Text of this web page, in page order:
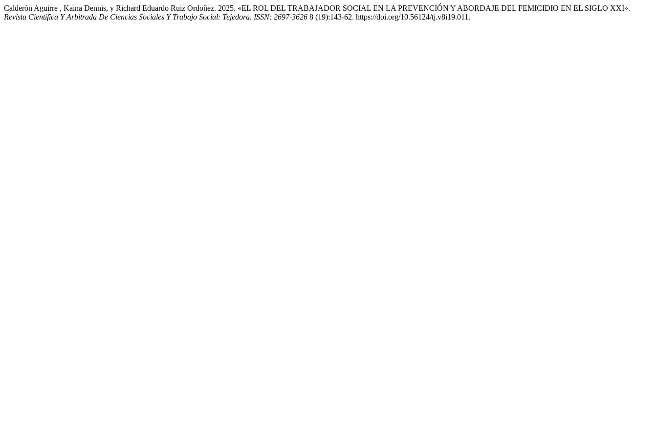
Calderón Aguirre , Kaina Dennis, y Richard Eduardo Ruiz Ordoñez. 2025. «EL ROL DEL TRABAJADOR SOCIAL EN LA PREVENCIÓN Y ABORDAJE DEL FEMICIDIO EN EL SIGLO XXI».
Revista Científica Y Arbitrada De Ciencias Sociales Y Trabajo Social: Tejedora. ISSN: 2697-3626 8 (19):143-62. https://doi.org/10.56124/tj.v8i19.011.